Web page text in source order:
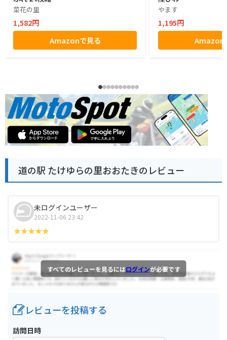
菜花の里
1,582円
Amazonで見る
やます
1,195円
Amazon
道の駅 たけゆらの里おおたきのレビュー
未ログインユーザー
2022-11-06 23:42
すべてのレビューを見るにはログインが必要です
レビューを投稿する
訪問日時